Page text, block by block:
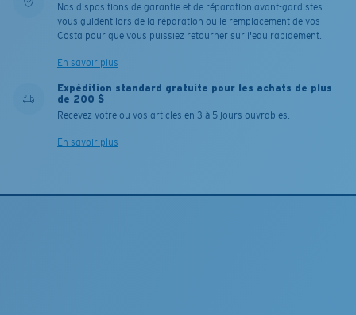
Nos dispositions de garantie et de réparation avant-gardistes
vous guident lors de la réparation ou le remplacement de vos
Costa pour que vous puissiez retourner sur l'eau rapidement.
En savoir plus
Expédition standard gratuite pour les achats de plus
de 200 $
Recevez votre ou vos articles en 3 à 5 jours ouvrables.
En savoir plus